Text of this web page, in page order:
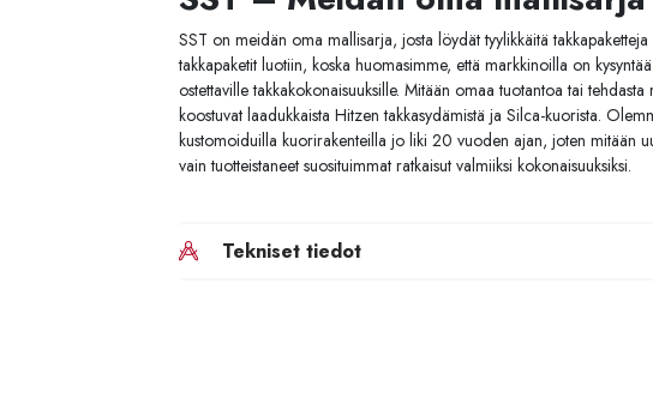
SST on meidän oma mallisarja, josta löydät tyylikkäitä
takkapaketit luotiin, koska huomasimme, että markkinoilla on
ostettaville takkakokonaisuuksille. Mitään omaa tuotantoa tai
koostuvat laadukkaista Hitzen takkasydämistä ja Silca-kuorista.
kustomoiduilla kuorirakenteilla jo liki 20 vuoden ajan, joten mitään
vain tuotteistaneet suosituimmat ratkaisut valmiiksi kokonaisuuksiksi.
Tekniset tiedot